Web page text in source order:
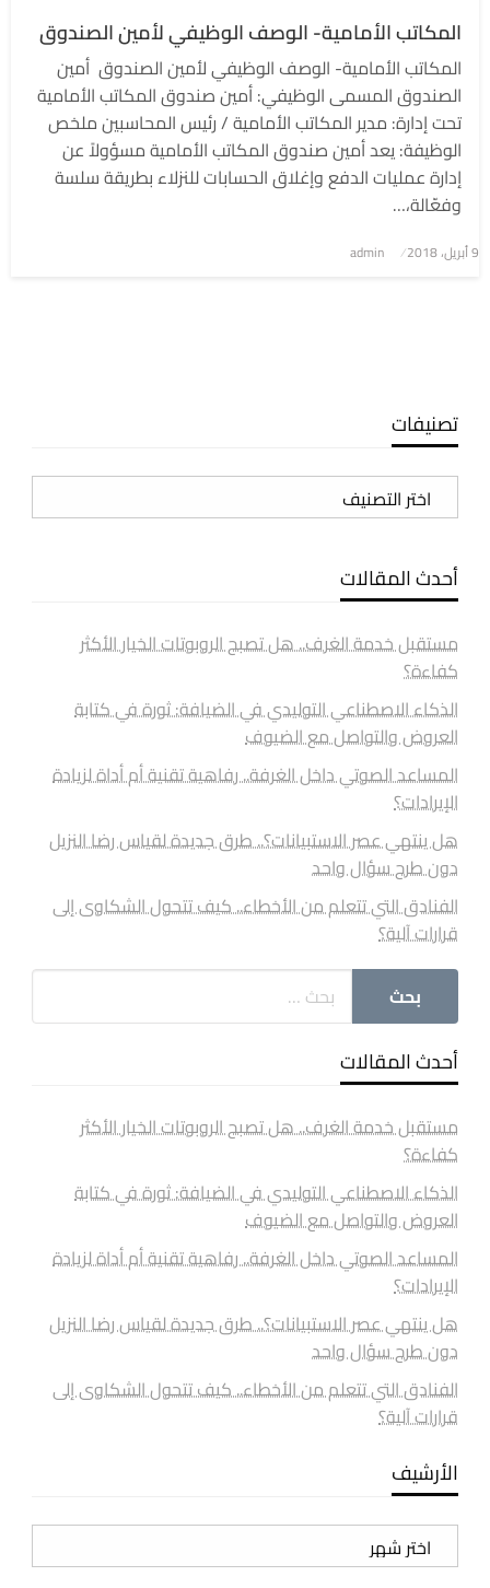
المكاتب الأمامية- الوصف الوظيفي لأمين الصندوق
المكاتب الأمامية- الوصف الوظيفي لأمين الصندوق أمين
الصندوق المسمى الوظيفي: أمين صندوق المكاتب الأمامية
تحت إدارة: مدير المكاتب الأمامية / رئيس المحاسبين ملخص
الوظيفة: يعد أمين صندوق المكاتب الأمامية مسؤولاً عن
إدارة عمليات الدفع وإغلاق الحسابات للنزلاء بطريقة سلسة
وفعّالة،…
نُشر
9 أبريل، 2018 admin
تصنيفات
تصنيفات
أحدث المقالات
مستقبل خدمة الغرف.. هل تصبح الروبوتات الخيار الأكثر
كفاءة؟
الذكاء الاصطناعي التوليدي في الضيافة: ثورة في كتابة
العروض والتواصل مع الضيوف
المساعد الصوتي داخل الغرفة.. رفاهية تقنية أم أداة لزيادة
الإيرادات؟
هل ينتهي عصر الاستبيانات؟.. طرق جديدة لقياس رضا النزيل
دون طرح سؤال واحد
الفنادق التي تتعلم من الأخطاء.. كيف تتحول الشكاوى إلى
قرارات آلية؟
أحدث المقالات
مستقبل خدمة الغرف.. هل تصبح الروبوتات الخيار الأكثر
كفاءة؟
الذكاء الاصطناعي التوليدي في الضيافة: ثورة في كتابة
العروض والتواصل مع الضيوف
المساعد الصوتي داخل الغرفة.. رفاهية تقنية أم أداة لزيادة
الإيرادات؟
هل ينتهي عصر الاستبيانات؟.. طرق جديدة لقياس رضا النزيل
دون طرح سؤال واحد
الفنادق التي تتعلم من الأخطاء.. كيف تتحول الشكاوى إلى
قرارات آلية؟
الأرشيف
الأرشيف